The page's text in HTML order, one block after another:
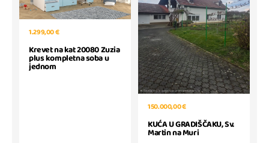
1.299,00 €
Krevet na kat 20080 Zuzia
plus kompletna soba u
jednom
150.000,00 €
KUĆA U GRADIŠČAKU, Sv.
Martin na Muri